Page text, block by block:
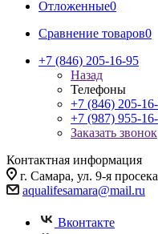
Отложенные0
Сравнение товаров0
+7 (846) 205-16-95
Назад
Телефоны
+7 (846) 205-
+7 (987) 955-
Заказать звонок
Контактная информация
г. Самара, ул. 9-я
aqualifesamara@mail.ru
Вконтакте